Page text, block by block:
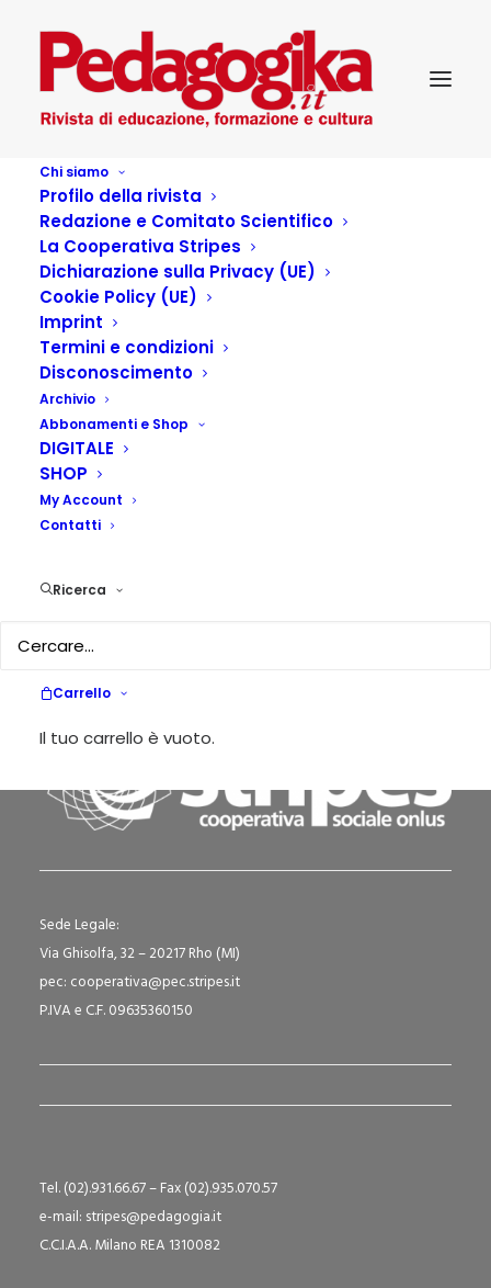
Chi siamo
Profilo della rivista
Redazione e Comitato Scientifico
La Cooperativa Stripes
Dichiarazione sulla Privacy (UE)
Cookie Policy (UE)
Imprint
Termini e condizioni
Disconoscimento
Archivio
Abbonamenti e Shop
DIGITALE
SHOP
My Account
Contatti
Ricerca
Carrello
Il tuo carrello è vuoto.
Autore: Eugenio Gotti
Articoli dell'autore
Verso un’alleanza tra il sistema educativo
by Eugenio Gotti
Sede Legale:
Via Ghisolfa, 32 – 20217 Rho (MI)
pec: cooperativa@pec.stripes.it
P.IVA e C.F. 09635360150
Tel. (02).931.66.67 – Fax (02).935.070.57
e-mail: stripes@pedagogia.it
C.C.I.A.A. Milano REA 1310082